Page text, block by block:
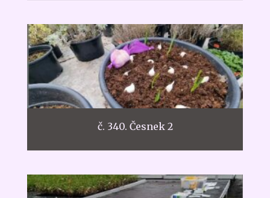
č. 340. Česnek 2